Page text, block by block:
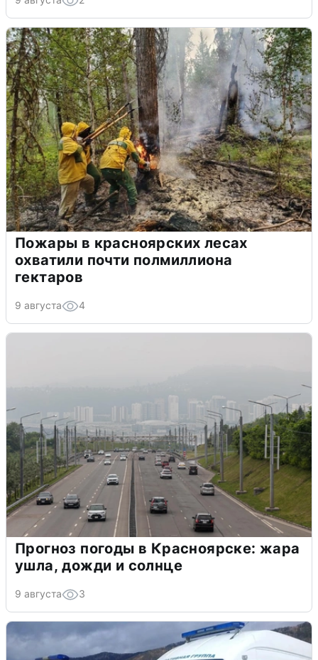
Пожары в красноярских лесах
охватили почти полмиллиона
гектаров
9 августа 4
Прогноз погоды в Красноярске: жара
ушла, дожди и солнце
9 августа 3